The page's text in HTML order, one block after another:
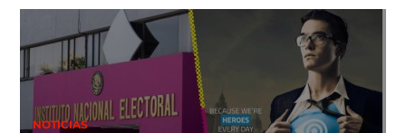
NOTICIAS